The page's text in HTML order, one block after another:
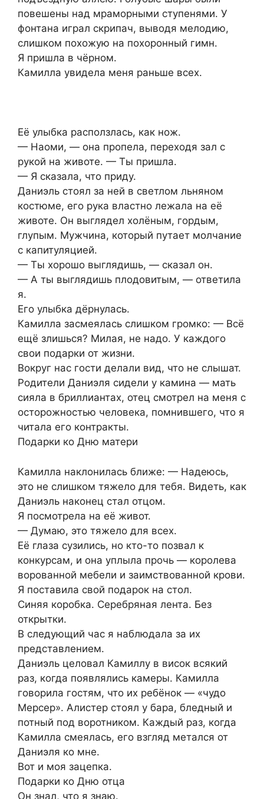
повешены над мраморными ступенями. У
фонтана играл скрипач, выводя мелодию,
слишком похожую на похоронный гимн.
Я пришла в чёрном.
Камилла увидела меня раньше всех.
Её улыбка расползлась, как нож.
— Наоми, — она пропела, переходя зал с
рукой на животе. — Ты пришла.
— Я сказала, что приду.
Даниэль стоял за ней в светлом льняном
костюме, его рука властно лежала на её
животе. Он выглядел холёным, гордым,
глупым. Мужчина, который путает молчание
с капитуляцией.
— Ты хорошо выглядишь, — сказал он.
— А ты выглядишь плодовитым, — ответила
я.
Его улыбка дёрнулась.
Камилла засмеялась слишком громко: — Всё
ещё злишься? Милая, не надо. У каждого
свои подарки от жизни.
Вокруг нас гости делали вид, что не слышат.
Родители Даниэля сидели у камина — мать
сияла в бриллиантах, отец смотрел на меня с
осторожностью человека, помнившего, что я
читала его контракты.
Подарки ко Дню матери
Камилла наклонилась ближе: — Надеюсь,
это не слишком тяжело для тебя. Видеть, как
Даниэль наконец стал отцом.
Я посмотрела на её живот.
— Думаю, это тяжело для всех.
Её глаза сузились, но кто-то позвал к
конкурсам, и она уплыла прочь — королева
ворованной мебели и заимствованной крови.
Я поставила свой подарок на стол.
Синяя коробка. Серебряная лента. Без
открытки.
В следующий час я наблюдала за их
представлением.
Даниэль целовал Камиллу в висок всякий
раз, когда появлялись камеры. Камилла
говорила гостям, что их ребёнок — «чудо
Мерсер». Алистер стоял у бара, бледный и
потный под воротником. Каждый раз, когда
Камилла смеялась, его взгляд метался от
Даниэля ко мне.
Вот и моя зацепка.
Подарки ко Дню отца
Он знал, что я знаю.